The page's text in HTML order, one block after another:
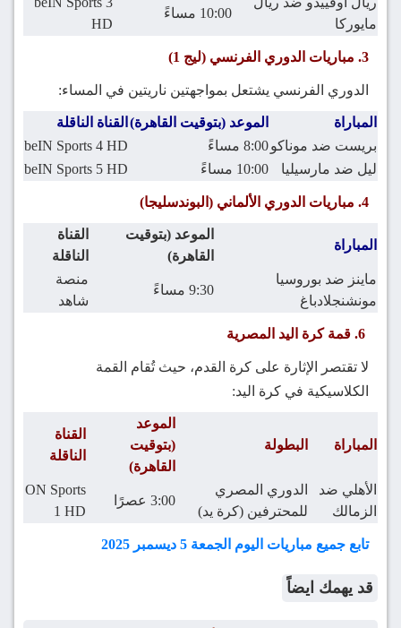
مايوركا
10:00 مساءً
HD
3. مباريات الدوري الفرنسي (ليج 1)
الدوري الفرنسي يشتعل بمواجهتين ناريتين في المساء:
المباراة الموعد (بتوقيت القاهرة) القناة الناقلة
بريست ضد موناكو8:00 مساءً
beIN Sports 4 HD
ليل ضد مارسيليا
10:00 مساءً beIN Sports 5 HD
4. مباريات الدوري الألماني (البوندسليجا)
المباراة
الموعد (بتوقيت
القاهرة)
القناة
الناقلة
ماينز ضد بوروسيا
مونشنجلادباغ
9:30 مساءً
منصة
شاهد
لا تقتصر الإثارة على كرة القدم، حيث تُقام القمة
الكلاسيكية في كرة اليد:
المباراة البطولة
الموعد
(بتوقيت
القاهرة)
القناة
الناقلة
الأهلي ضد
الزمالك
الدوري المصري
للمحترفين (كرة يد)
3:00 عصرًا
ON Sports
1 HD
تابع جميع مباريات اليوم الجمعة 5 ديسمبر 2025
قد يهمك ايضاً